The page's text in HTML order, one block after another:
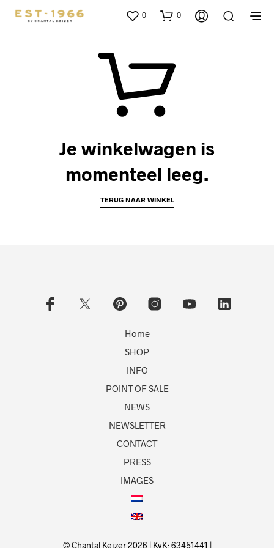
0 0
Je winkelwagen is
momenteel leeg.
TERUG NAAR WINKEL
Home
SHOP
INFO
POINT OF SALE
NEWS
NEWSLETTER
CONTACT
PRESS
IMAGES
© Chantal Keizer 2026 | KvK: 63451441 |